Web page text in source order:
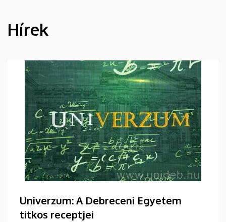
HÍREK
Hírek
Univerzum: A Debreceni Egyetem
titkos receptjei